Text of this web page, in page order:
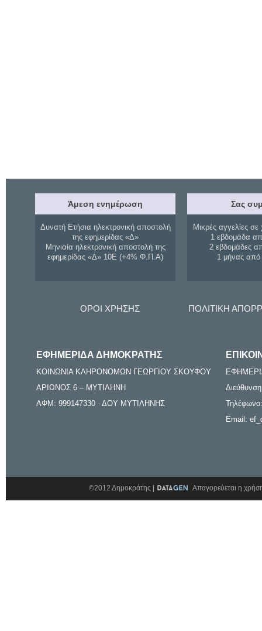
Άμεση ενημέρωση
Δυνατή Ετήσια ηλεκτρονική αποστολή
της εφημερίδας «Δ»
Μηνιαία ηλεκτρονική αποστολή της
εφημερίδας «Δ» 10Ε (+4% Φ.Π.Α)
Σας
Μικρές αγγελίες σε
1 εβδομάδα
2 εβδομάδες
1 μήνας
ΟΡΟΙ ΧΡΗΣΗΣ ΠΟΛΙΤΙΚΗ
ΕΦΗΜΕΡΙΔΑ ΔΗΜΟΚΡΑΤΗΣ
ΚΟΙΝΩΝΙΑ ΚΛΗΡΟΝΟΜΩΝ ΓΕΩΡΓΙΟΥ ΣΚΟΥΦΟΥ
ΑΡΙΩΝΟΣ 6 – ΜΥΤΙΛΗΝΗ
ΑΦΜ: 999147330 - ΔΟΥ ΜΥΤΙΛΗΝΗΣ
Email:
©2012 Δημοκράτης | Απαγορεύεται η